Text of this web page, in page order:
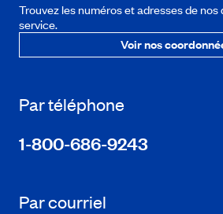
Trouvez les numéros et adresses de
service.
Voir nos
Par téléphone
1-800-686-9243
Par courriel